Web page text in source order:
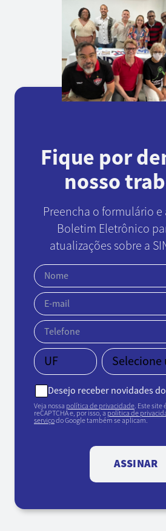
Fique por
nosso
Preencha o formulário e
Boletim Eletrônico
atualizações sobre a
Desejo receber novidades do
Veja nossa política de privacidade. Este site
reCAPTCHA e, por isso, a política de
serviçodo Google também se aplicam.
ASSINAR